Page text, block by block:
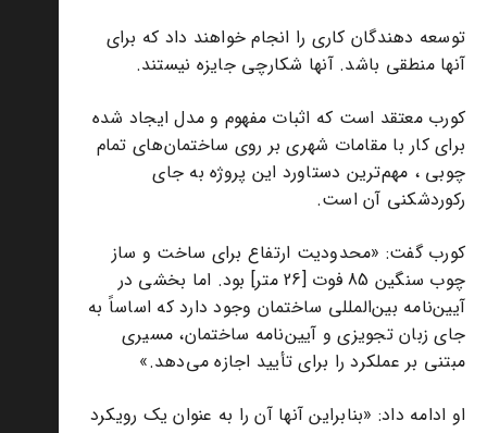
توسعه دهندگان کاری را انجام خواهند داد که برای
آنها منطقی باشد. آنها شکارچی جایزه نیستند.
کورب معتقد است که اثبات مفهوم و مدل ایجاد شده
برای کار با مقامات شهری بر روی ساختمان‌های تمام
چوبی ، مهم‌ترین دستاورد این پروژه به جای
رکوردشکنی آن است.
کورب گفت: «محدودیت ارتفاع برای ساخت و ساز
چوب سنگین 85 فوت [26 متر] بود. اما بخشی در
آیین‌نامه بین‌المللی ساختمان وجود دارد که اساساً به
جای زبان تجویزی و آیین‌نامه ساختمان، مسیری
مبتنی بر عملکرد را برای تأیید اجازه می‌دهد.»
او ادامه داد: «بنابراین آنها آن را به عنوان یک رویکرد